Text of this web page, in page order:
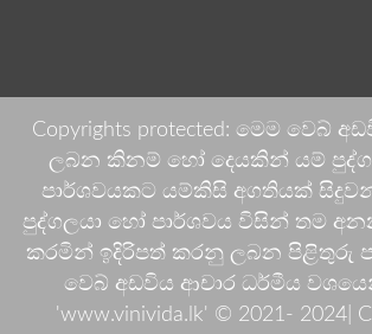
Copyrights protected: මෙම වෙබ්
ලබන කිනම් හෝ දෙයකින් යම්
පාර්ශවයකට යම්කිසි අගතියක්
පුද්ගලයා හෝ පාර්ශවය විසින් තම
කරමින් ඉදිරිපත් කරනු ලබන පිළිතුරු
වෙබ් අඩවිය ආචාර ධර්මීය
'www.vinivida.lk' © 2021- 2024|